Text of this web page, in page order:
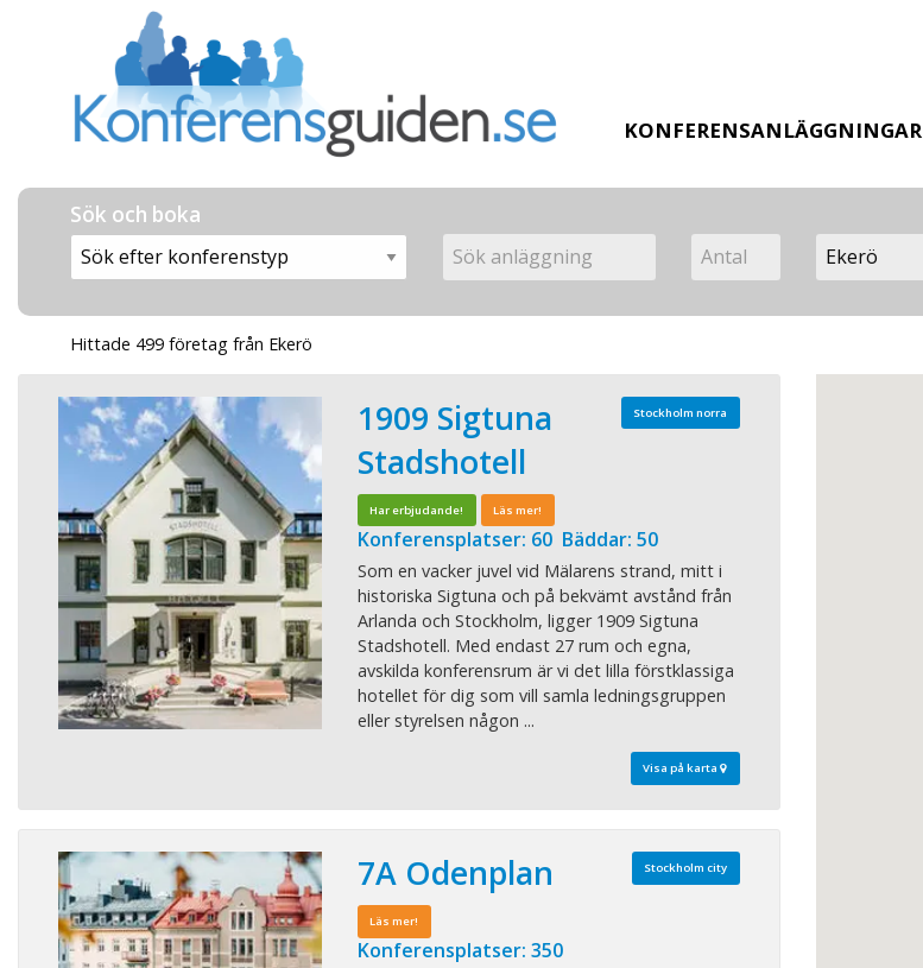
KONFERENSANLÄGGNINGAR
Sök och boka
Hittade 499 företag från Ekerö
Stockholm norra
1909 Sigtuna
Stadshotell
Har erbjudande! Läs mer!
Konferensplatser: 60 Bäddar: 50
Som en vacker juvel vid Mälarens strand, mitt i
historiska Sigtuna och på bekvämt avstånd från
Arlanda och Stockholm, ligger 1909 Sigtuna
Stadshotell. Med endast 27 rum och egna,
avskilda konferensrum är vi det lilla förstklassiga
hotellet för dig som vill samla ledningsgruppen
eller styrelsen någon ...
Visa på karta
Stockholm city
7A Odenplan
Läs mer!
Konferensplatser: 350